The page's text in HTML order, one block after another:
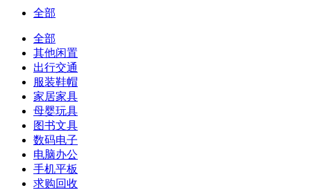
全部
全部
其他闲置
出行交通
服装鞋帽
家居家具
母婴玩具
图书文具
数码电子
电脑办公
手机平板
求购回收